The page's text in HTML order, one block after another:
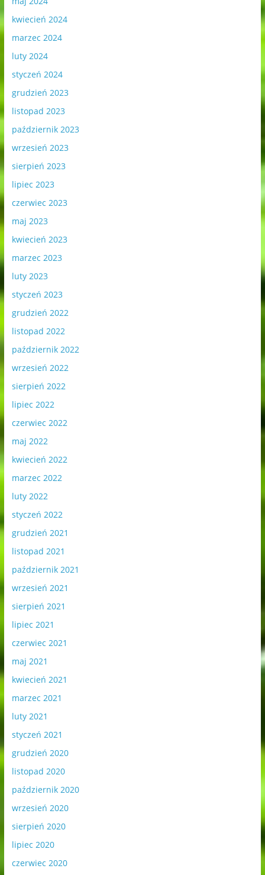
kwiecień 2024
marzec 2024
luty 2024
styczeń 2024
grudzień 2023
listopad 2023
październik 2023
wrzesień 2023
sierpień 2023
lipiec 2023
czerwiec 2023
maj 2023
kwiecień 2023
marzec 2023
luty 2023
styczeń 2023
grudzień 2022
listopad 2022
październik 2022
wrzesień 2022
sierpień 2022
lipiec 2022
czerwiec 2022
maj 2022
kwiecień 2022
marzec 2022
luty 2022
styczeń 2022
grudzień 2021
listopad 2021
październik 2021
wrzesień 2021
sierpień 2021
lipiec 2021
czerwiec 2021
maj 2021
kwiecień 2021
marzec 2021
luty 2021
styczeń 2021
grudzień 2020
listopad 2020
październik 2020
wrzesień 2020
sierpień 2020
lipiec 2020
czerwiec 2020